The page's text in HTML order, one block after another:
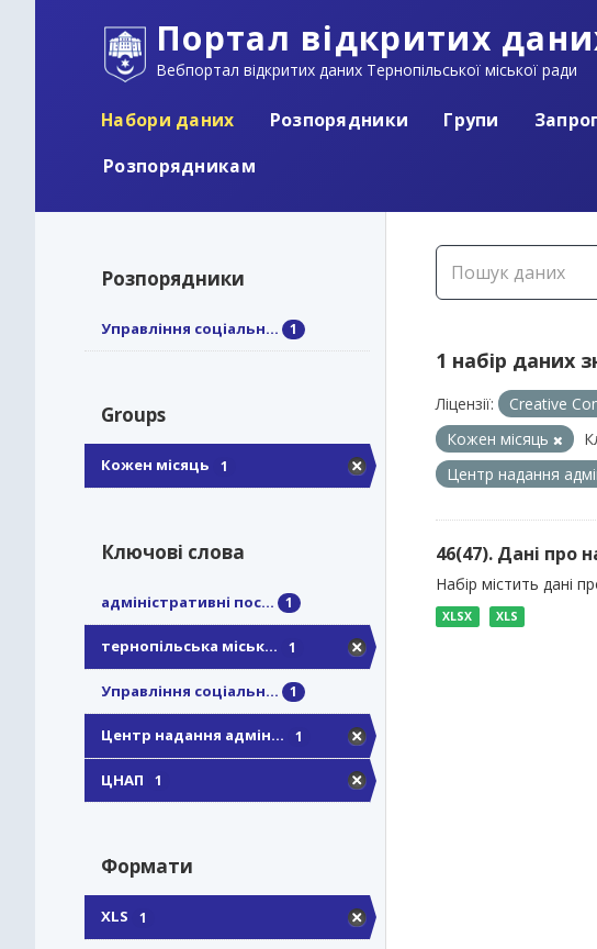
Портал відкритих
Вебпортал відкритих даних Тернопільської міської ради
Набори даних Розпорядники Групи
Розпорядникам
Розпорядники
Управління соціальн... 1
Groups
Кожен місяць 1
Ключові слова
адміністративні пос... 1
тернопільська міськ... 1
Управління соціальн... 1
Центр надання адмін... 1
ЦНАП 1
Формати
XLS 1
1 набір даних
Ліцензії: Creative
Кожен місяць
Центр надання
46(47). Дані про
Набір містить дані
XLSX XLS